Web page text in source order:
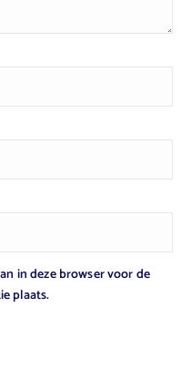
in deze browser voor de
plaats.